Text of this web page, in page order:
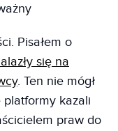
Pisałem o
się na
. Ten nie mógł
platformy kazali
praw do